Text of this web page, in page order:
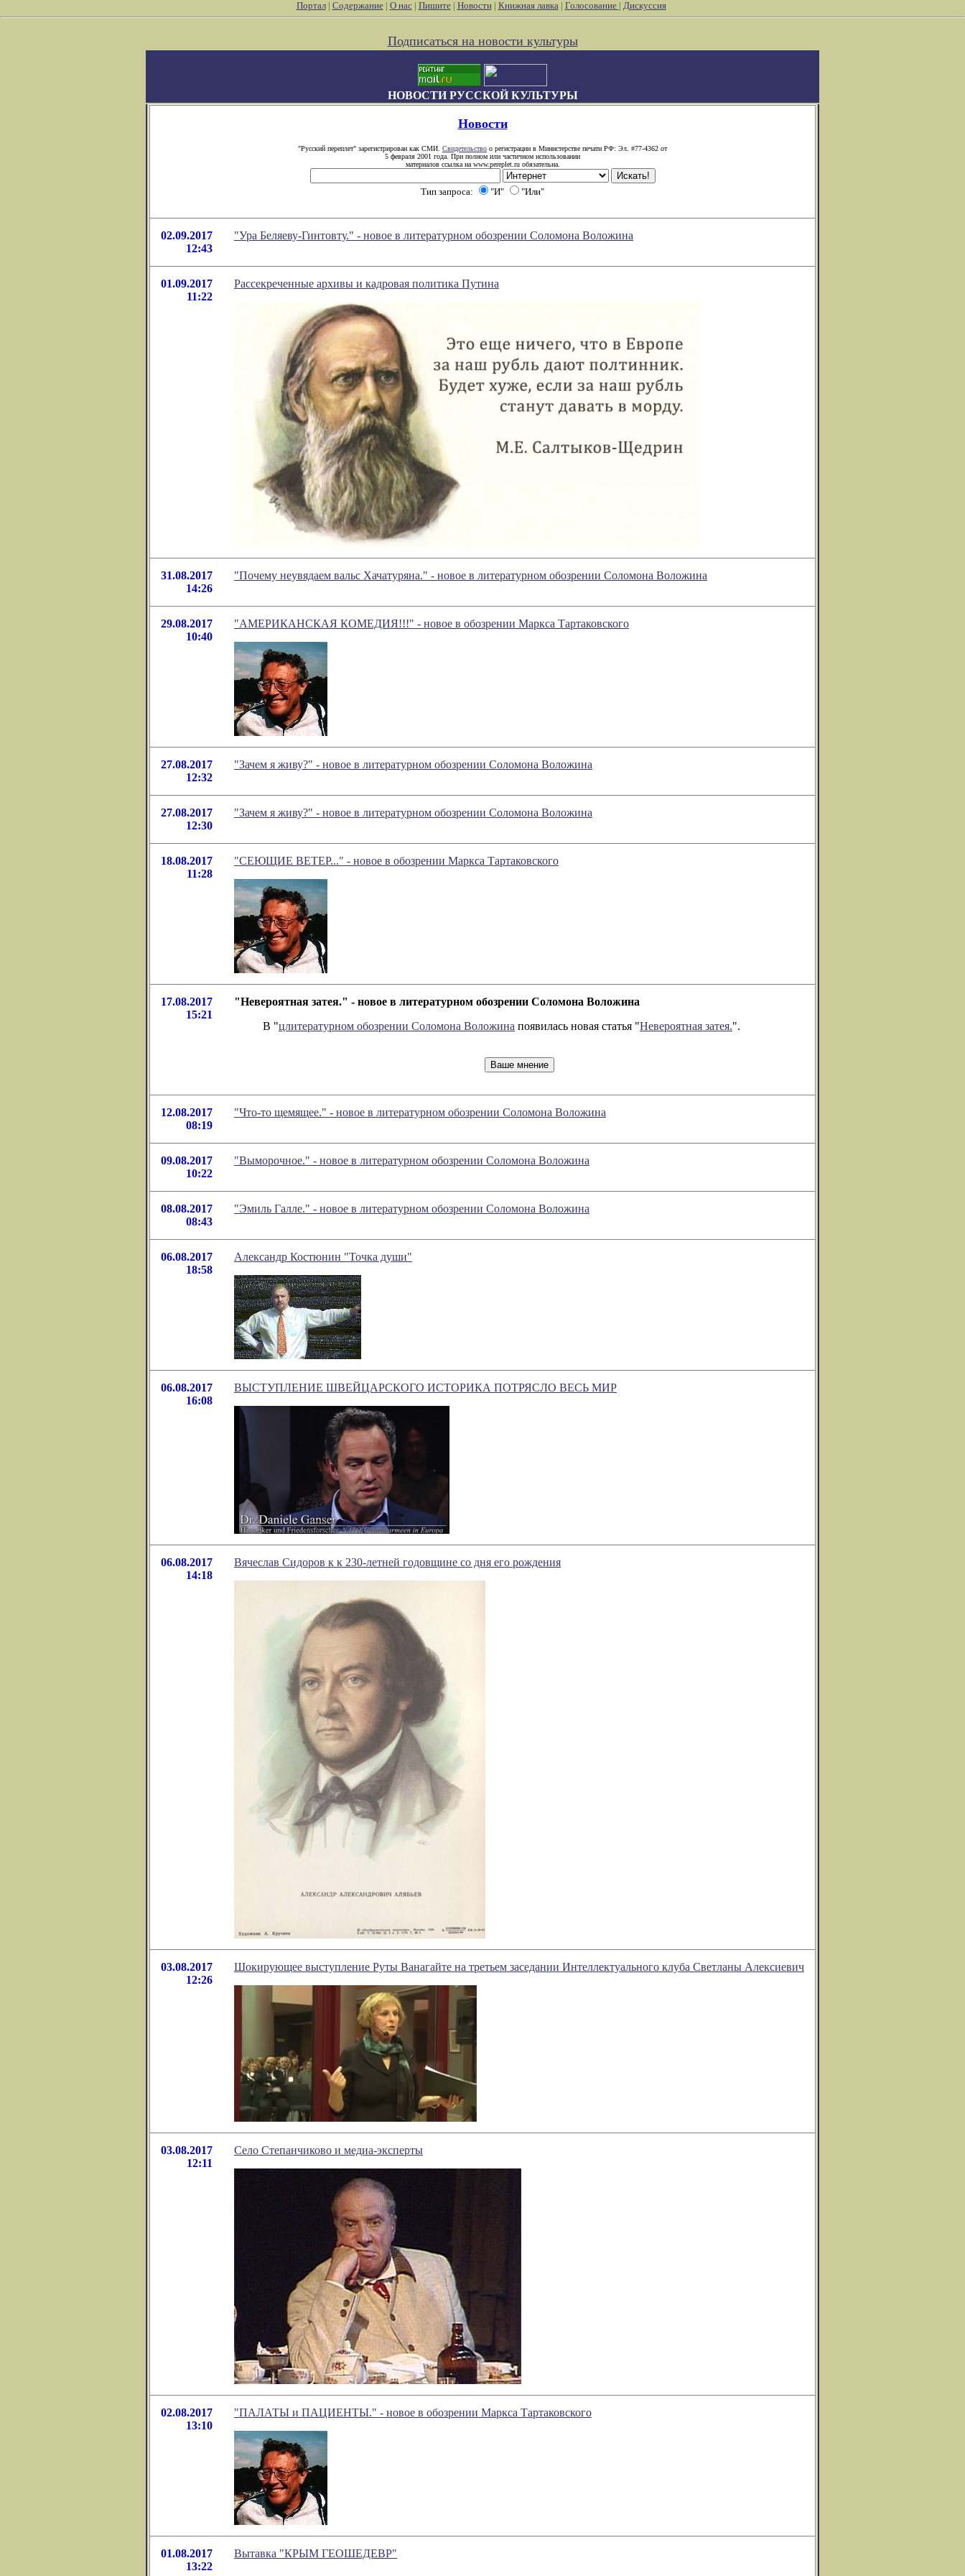
Портал| Содержание| О нас| Пишите| Новости| Книжная лавка| Голосование | Дискуссия
Подписаться на новости культуры
НОВОСТИ РУССКОЙ КУЛЬТУРЫ
Новости
"Русский переплет" зарегистрирован как СМИ. Свидетельство о регистрации в Министерстве печати РФ: Эл. #77-4362 от
5 февраля 2001 года. При полном или частичном использовании
материалов ссылка на www.pereplet.ru обязательна.
Тип запроса: "И" "Или"
02.09.2017
12:43
"Ура Беляеву-Гинтовту." - новое в литературном обозрении Соломона Воложина
01.09.2017
11:22
Рассекреченные архивы и кадровая политика Путина
31.08.2017
14:26
"Почему неувядаем вальс Хачатуряна." - новое в литературном обозрении Соломона Воложина
29.08.2017
10:40
"АМЕРИКАНСКАЯ КОМЕДИЯ!!!" - новое в обозрении Маркса Тартаковского
27.08.2017
12:32
"Зачем я живу?" - новое в литературном обозрении Соломона Воложина
27.08.2017
12:30
"Зачем я живу?" - новое в литературном обозрении Соломона Воложина
18.08.2017
11:28
"СЕЮЩИЕ ВЕТЕР..." - новое в обозрении Маркса Тартаковского
17.08.2017
15:21
"Невероятная затея." - новое в литературном обозрении Соломона Воложина
В "цлитературном обозрении Соломона Воложина появилась новая статья "Невероятная затея.".
12.08.2017
08:19
"Что-то щемящее." - новое в литературном обозрении Соломона Воложина
09.08.2017
10:22
"Выморочное." - новое в литературном обозрении Соломона Воложина
08.08.2017
08:43
"Эмиль Галле." - новое в литературном обозрении Соломона Воложина
06.08.2017
18:58
Александр Костюнин "Точка души"
06.08.2017
16:08
ВЫСТУПЛЕНИЕ ШВЕЙЦАРСКОГО ИСТОРИКА ПОТРЯСЛО ВЕСЬ МИР
06.08.2017
14:18
Вячеслав Сидоров к к 230-летней годовщине со дня его рождения
03.08.2017
12:26
Шокирующее выступление Руты Ванагайте на третьем заседании Интеллектуального клуба Светланы Алексиевич
03.08.2017
12:11
Село Степанчиково и медиа-эксперты
02.08.2017
13:10
"ПАЛАТЫ и ПАЦИЕНТЫ." - новое в обозрении Маркса Тартаковского
01.08.2017
13:22
Вытавка "КРЫМ ГЕОШЕДЕВР"